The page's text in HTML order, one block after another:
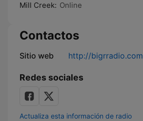
Mill Creek: Online
Contactos
Sitio web http://
Redes sociales
Actualiza esta información de radio